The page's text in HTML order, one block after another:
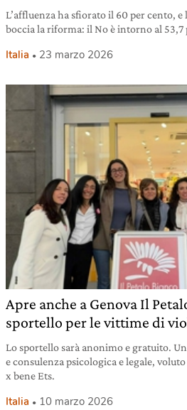
L’affluenza ha sfiorato il 60 per cento,
boccia la riforma: il No è intorno al 53,7
Italia 23 marzo 2026
Apre anche a Genova Il
sportello per le vittime di
Lo sportello sarà anonimo e gratuito.
e consulenza psicologica e legale,
x bene Ets.
Italia 10 marzo 2026